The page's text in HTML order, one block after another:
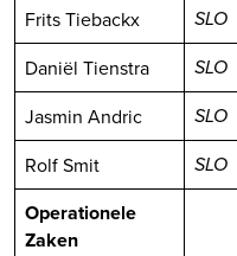
Frits Tiebackx SLO
Daniël Tienstra SLO
Jasmin Andric SLO
Rolf Smit SLO
Operationele
Zaken